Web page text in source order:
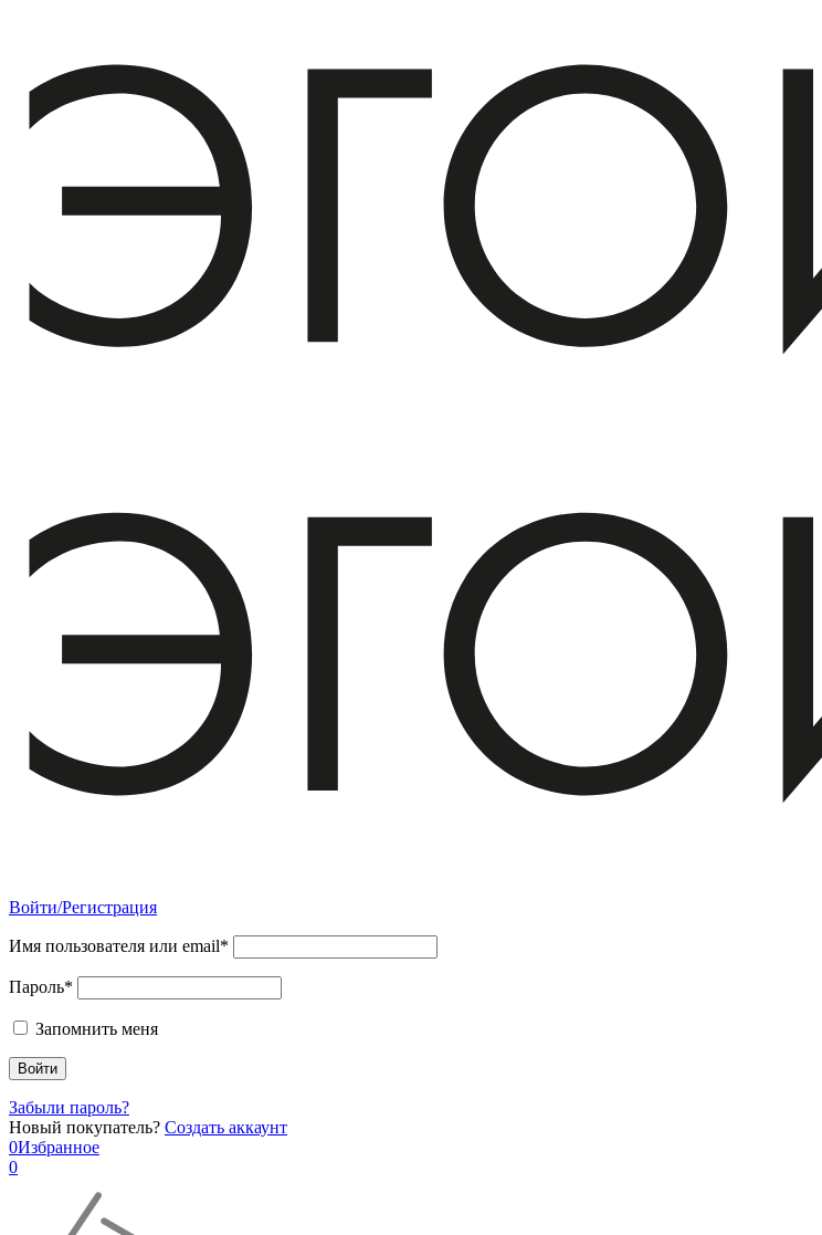
Войти/Регистрация
Имя пользователя или email*
Пароль*
Запомнить меня
Забыли пароль?
Новый покупатель? Создать аккаунт
0Избранное
0